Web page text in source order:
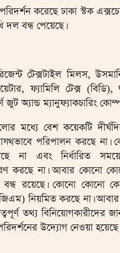
করেছে ঢাকা স্টক
দল বন্ধ পেয়েছে।
টেক্সটাইল মিলস,
ফ্যামিলি টেক্স
জুট অ্যান্ড ম্যানুফ্যাকচারিং
মধ্যে বেশ কয়েকটি
পরিপালন করছে না।
না এবং নির্ধারিত
করছে না। আবার কোনো
বন্ধ রয়েছে। কোনো কোনো
নিয়মিত করছে না।
তথ্য বিনিয়োগকারীদের
উদ্যোগ নেওয়া হয়েছে।